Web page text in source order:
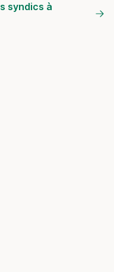
syndics à